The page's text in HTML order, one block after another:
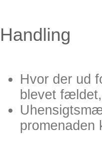
Handling
Hvor der ud
blevet
promenaden